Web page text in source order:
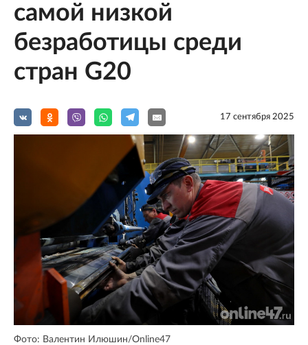
самой низкой
безработицы среди
стран G20
17 сентября 2025
Фото: Валентин Илюшин/Online47